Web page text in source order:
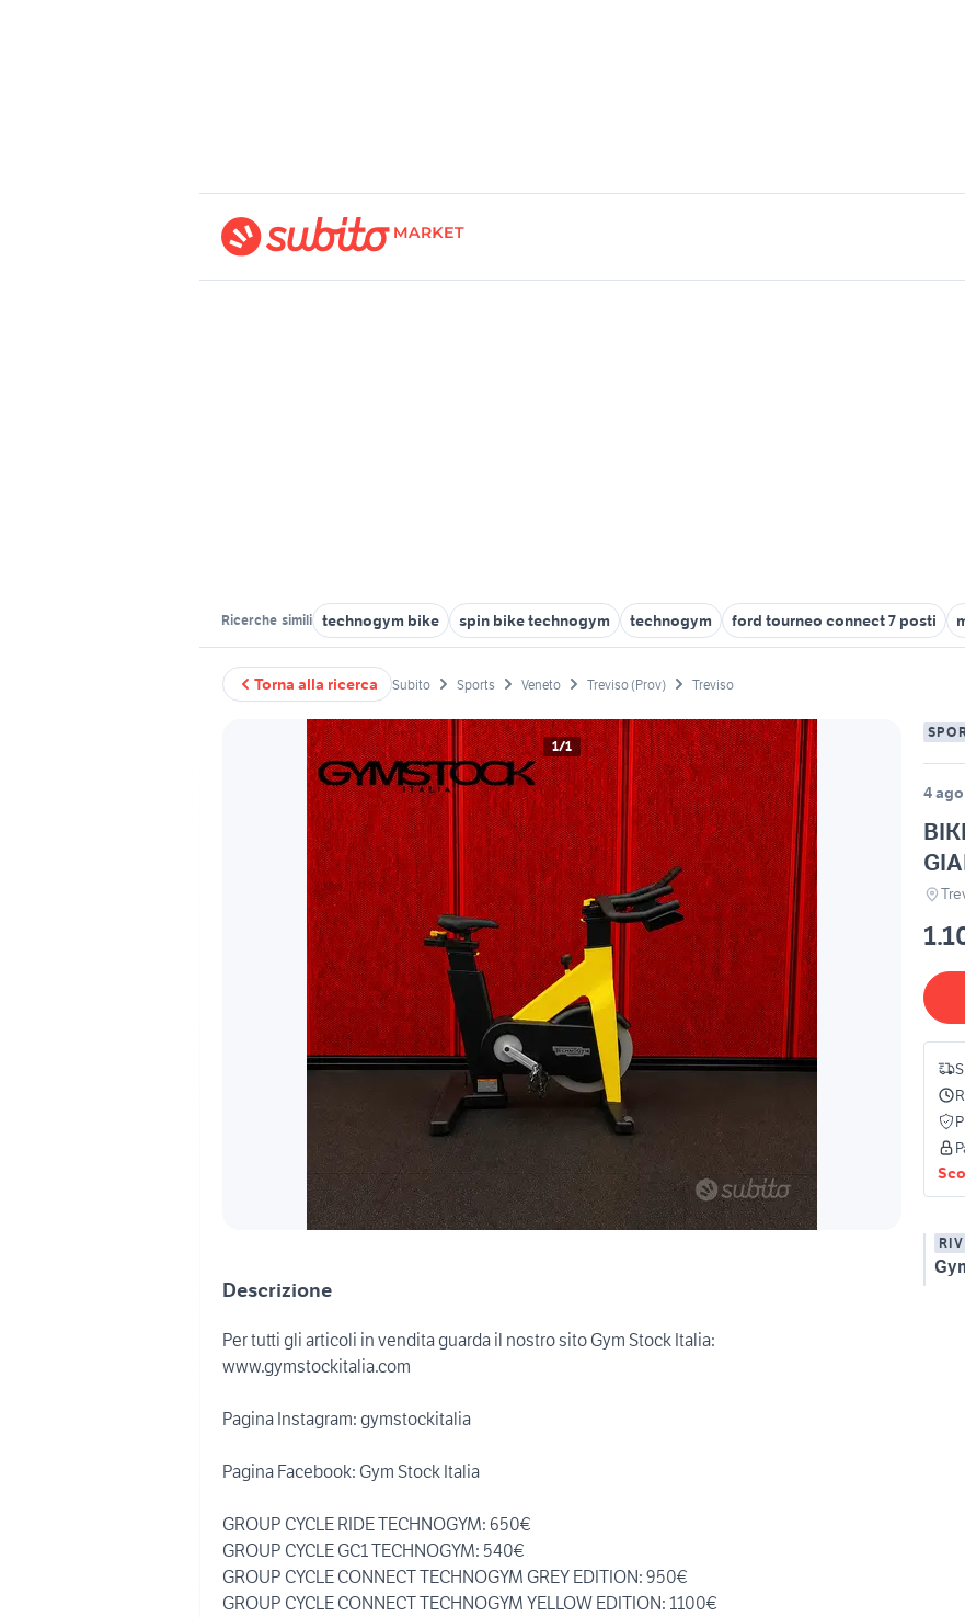
Ricerche simili technogym bike spin bike technogym technogym ford tourneo connect 7 posti
Torna alla ricerca Subito Sports Veneto Treviso (Prov) Treviso
1/1
4
Descrizione
Per tutti gli articoli in vendita guarda il nostro sito Gym Stock Italia:
www.gymstockitalia.com
Pagina Instagram: gymstockitalia
Pagina Facebook: Gym Stock Italia
GROUP CYCLE RIDE TECHNOGYM: 650€
GROUP CYCLE GC1 TECHNOGYM: 540€
GROUP CYCLE CONNECT TECHNOGYM GREY EDITION: 950€
GROUP CYCLE CONNECT TECHNOGYM YELLOW EDITION: 1100€